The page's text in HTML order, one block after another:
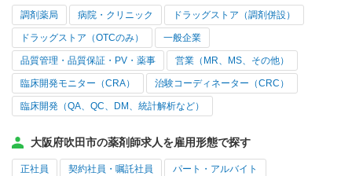
調剤薬局 病院・クリニック ドラッグストア（調剤併設）
ドラッグストア（OTCのみ） 一般企業
品質管理・品質保証・PV・薬事 営業（MR、MS、その他）
臨床開発モニター（CRA） 治験コーディネーター（CRC）
臨床開発（QA、QC、DM、統計解析など）
大阪府吹田市の薬剤師求人を雇用形態で探す
正社員 契約社員・嘱託社員 パート・アルバイト